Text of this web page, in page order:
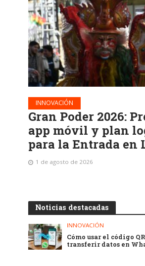
INNOVACIÓN
Gran Poder 2026:
app móvil y plan
para la Entrada en
1 de agosto de 2026
Noticias destacadas
INNOVACIÓN
Cómo usar el código
transferir datos en